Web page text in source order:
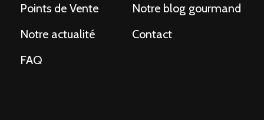
Points de Vente
Notre blog gourmand
Notre actualité
Contact
FAQ